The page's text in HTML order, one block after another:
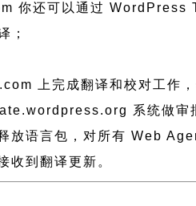
你还可以通过WordPress
；
上完成翻译和校对工作，
系统做审
放语言包，对所有 Web
收到翻译更新。